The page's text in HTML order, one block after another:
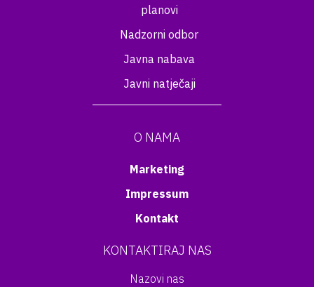
planovi
Nadzorni odbor
Javna nabava
Javni natječaji
O NAMA
Marketing
Impressum
Kontakt
KONTAKTIRAJ NAS
Nazovi nas